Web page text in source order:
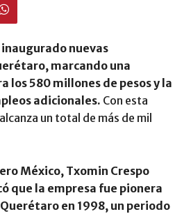
inaugurado nuevas
marcando una
los 580 millones de pesos y la
adicionales. Con esta
un total de más de mil
México, Txomin Crespo
que la empresa fue pionera
en 1998, un periodo